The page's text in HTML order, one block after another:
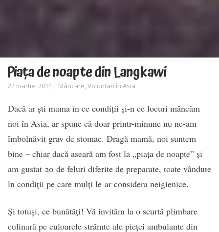
Piața de noapte din Langkawi
22 martie, 2014 | Mâncare,Voluntari în Asia
Dacă ar ști mama în ce condiții și-n ce locuri mâncăm
noi în Asia, ar spune că doar printr-minune nu ne-am
îmbolnăvit grav de stomac. Dragă mamă, noi suntem
bine – chiar dacă aseară am fost la „piața de noapte” și
am gustat 20 de feluri diferite de preparate, toate vândute
în condiții pe care mulți le-ar considera neigienice.
Și totuși, ce bunătăți! Vă invităm la o scurtă plimbare
culinară pe culoarele strâmte ale pieței ambulante din